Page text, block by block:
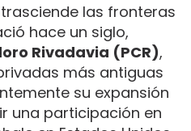
las fronteras
hace un siglo,
Rivadavia (PCR),
más antiguas
su expansión
una participación en